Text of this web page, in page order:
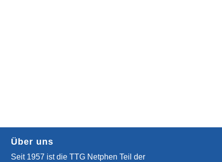
Über uns
Seit 1957 ist die TTG Netphen Teil der